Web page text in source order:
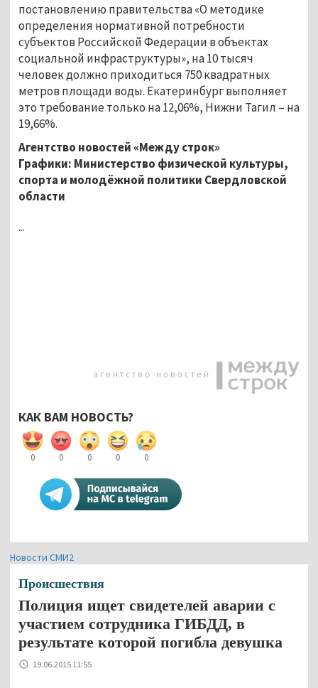
постановлению правительства «О методике
определения нормативной потребности
субъектов Российской Федерации в объектах
социальной инфраструктуры», на 10 тысяч
человек должно приходиться 750 квадратных
метров площади воды. Екатеринбург выполняет
это требование только на 12,06%, Нижни Тагил – на
19,66%.
Агентство новостей «Между строк»
Графики: Министерство физической культуры,
спорта и молодёжной политики Свердловской
области
...
КАК ВАМ НОВОСТЬ?
0 0 0 0 0
Новости СМИ2
Происшествия
Полиция ищет свидетелей аварии с
участием сотрудника ГИБДД, в
результате которой погибла девушка
19.06.2015 11:55